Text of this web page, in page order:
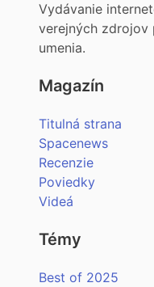
Vydávanie
verejných zdrojov
umenia.
Magazín
Titulná strana
Spacenews
Recenzie
Poviedky
Videá
Témy
Best of 2025